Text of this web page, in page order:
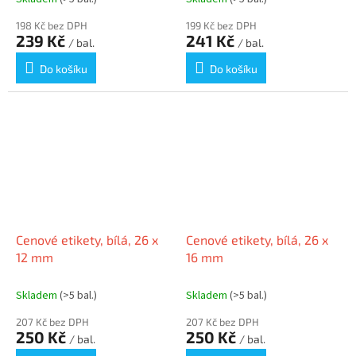
198 Kč bez DPH
239 Kč / bal.
Do košíku
199 Kč bez DPH
241 Kč / bal.
Do košíku
Cenové etikety, bílá, 26 x
12 mm
Skladem (>5 bal.)
207 Kč bez DPH
250 Kč / bal.
Cenové etikety, bílá, 26 x
16 mm
Skladem (>5 bal.)
207 Kč bez DPH
250 Kč / bal.